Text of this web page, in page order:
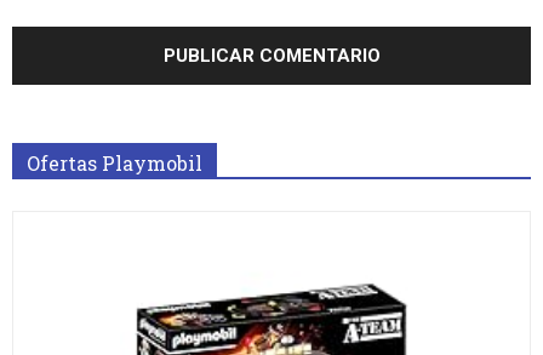
Ofertas Playmobil